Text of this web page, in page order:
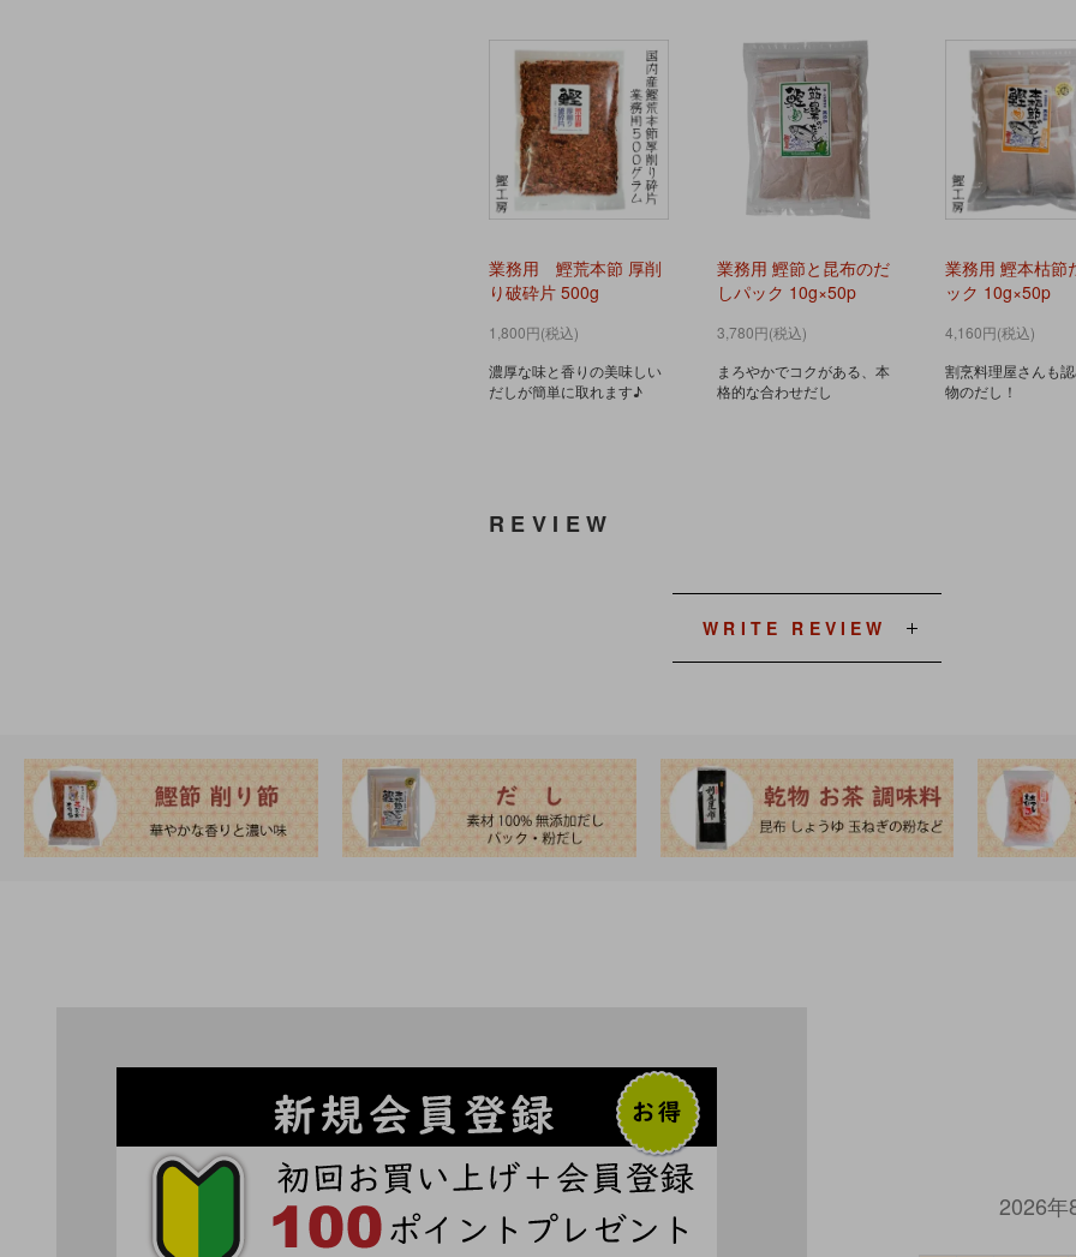
業務用 鰹荒本節 厚削
り破砕片 500g
1,800円(税込)
濃厚な味と香りの美味しい
だしが簡単に取れます♪
業務用 鰹節と昆布のだ
しパック 10g×50p
3,780円(税込)
まろやかでコクがある、本
格的な合わせだし
業務用 鰹本枯節
ック 10g×50p
4,160円(税込)
割烹料理屋さんも
物のだし！
REVIEW
WRITE REVIEW
2026年